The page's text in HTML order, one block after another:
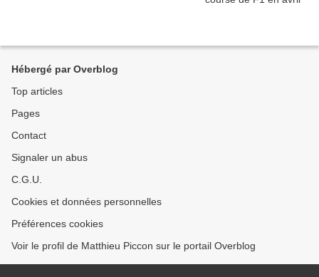
Hébergé par Overblog
Top articles
Pages
Contact
Signaler un abus
C.G.U.
Cookies et données personnelles
Préférences cookies
Voir le profil de Matthieu Piccon sur le portail Overblog